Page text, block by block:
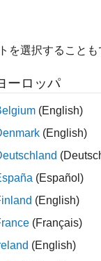
Coder
shows how
board
Manager
Processing
Coder™
を選択することも
ーロッパ
(English)
(English)
(Español)
(English)
(Français)
(English)